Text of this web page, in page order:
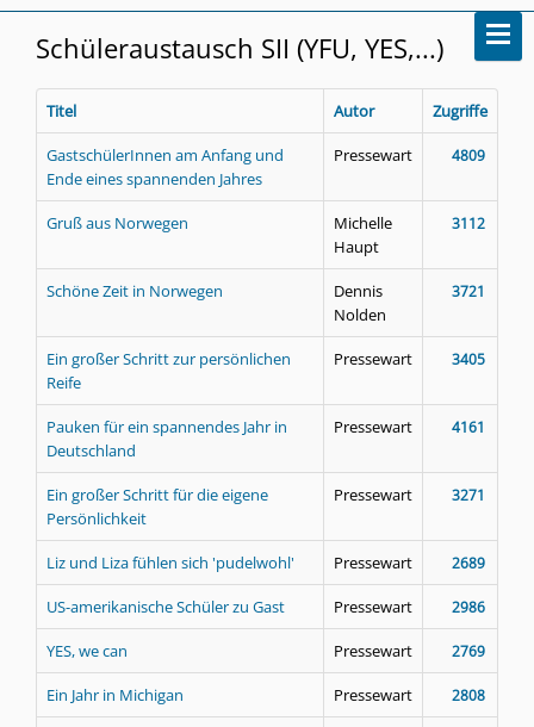
Schüleraustausch SII (YFU, YES,...)
Titel Autor Zugriffe
GastschülerInnen am Anfang und
Ende eines spannenden Jahres
Pressewart 4809
Gruß aus Norwegen
Michelle
Haupt
3112
Schöne Zeit in Norwegen
Dennis
Nolden
3721
Ein großer Schritt zur persönlichen
Reife
Pressewart 3405
Pauken für ein spannendes Jahr in
Deutschland
Pressewart 4161
Ein großer Schritt für die eigene
Persönlichkeit
Pressewart 3271
Liz und Liza fühlen sich 'pudelwohl' Pressewart 2689
US-amerikanische Schüler zu Gast Pressewart 2986
YES, we can Pressewart 2769
Ein Jahr in Michigan Pressewart 2808